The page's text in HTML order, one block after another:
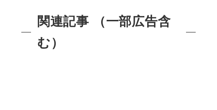
関連記事 （一部広告含
む）